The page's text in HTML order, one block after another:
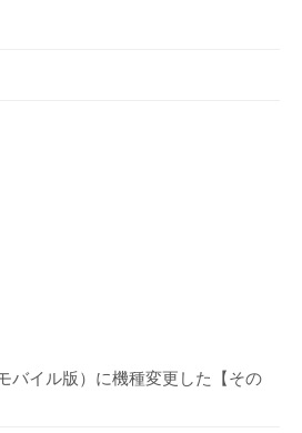
バイル版）に機種変更した【その